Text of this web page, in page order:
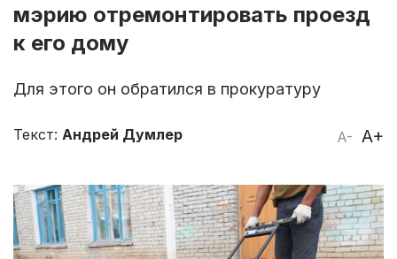
мэрию отремонтировать проезд
к его дому
Для этого он обратился в прокуратуру
A- A+
Текст: Андрей Думлер